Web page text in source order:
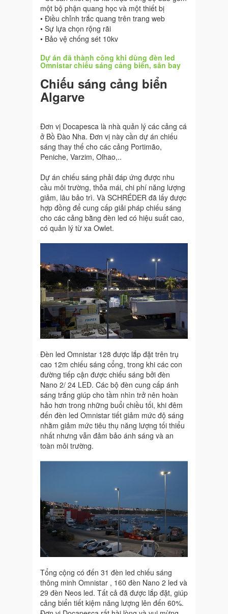
một bộ phận quang học và một thiết bị
• Điều chỉnh trắc quang trên trang web
• Sự lựa chọn rộng rãi
• Bảo vệ chống sét 10kv
Dự án đã thành công khi dùng đèn led
Omnistar chiếu sáng cảng biển, sân bay
Chiếu sáng cảng biển
Algarve
Đơn vị Docapesca là nhà quản lý các cảng cá
ở Bồ Đào Nha. Đơn vị này cần dự án chiếu
sáng thay thế cho các cảng Portimão,
Peniche, Varzim, Olhao,..
Dự án chiếu sáng phải đáp ứng được nhu
cầu môi trường, thỏa mái, chi phí năng lượng
giảm, lâu bảo trì. Và SCHRÉDER đã lấy được
hợp đồng để cung cấp giải pháp chiếu sáng
cho các cảng bằng đèn led có hiệu suất cao,
có quản lý từ xa Owlet.
Đèn led Omnistar 128 được lắp đặt trên trụ
cao 12m chiếu sáng cổng, trong khi các con
đường tiếp cận được chiếu sáng bởi đèn
Nano 2/ 24 LED. Các bộ đèn cung cấp ánh
sáng trắng giúp cho tầm nhìn trở nên hoàn
hảo hơn trong những buổi chiều tối, khi đêm
đến đèn led Omnistar tiết giảm mức độ sáng
nhằm giảm mức tiêu thụ năng lượng tối thiểu
nhất nhưng vẫn đảm bảo ánh sáng và an
toàn môi trường.
Tổng cộng có đến 31 đèn led chiếu sáng
thông minh Omnistar , 160 đèn Nano 2 led và
29 đèn Neos led. Tất cả đã được lắp đặt, giúp
cảng biển tiết kiệm năng lượng lên đến 60%.